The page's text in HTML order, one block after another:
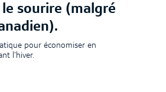
sourire (malgré
pour économiser en
l’hiver.